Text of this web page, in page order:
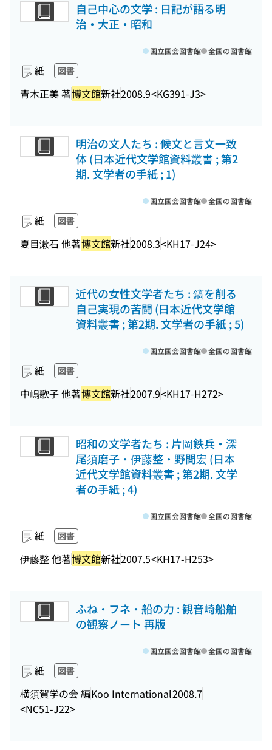
自己中心の文学 : 日記が語る明
治・大正・昭和
紙 図書
青木正美 著博文館新社2008.9<KG391-J3>
国立国会図書館 全国の図書館
明治の文人たち : 候文と言文一致
体 (日本近代文学館資料叢書 ; 第2
期. 文学者の手紙 ; 1)
紙 図書
夏目漱石 他著博文館新社2008.3<KH17-J24>
国立国会図書館 全国の図書館
近代の女性文学者たち : 鎬を削る
自己実現の苦闘 (日本近代文学館
資料叢書 ; 第2期. 文学者の手紙 ; 5)
紙 図書
中嶋歌子 他著博文館新社2007.9<KH17-H272>
国立国会図書館 全国の図書館
昭和の文学者たち : 片岡鉄兵・深
尾須磨子・伊藤整・野間宏 (日本
近代文学館資料叢書 ; 第2期. 文学
者の手紙 ; 4)
紙 図書
伊藤整 他著博文館新社2007.5<KH17-H253>
国立国会図書館 全国の図書館
ふね・フネ・船の力 : 観音崎船舶
の観察ノート 再版
紙 図書
横須賀学の会 編Koo International2008.7
<NC51-J22>
国立国会図書館 全国の図書館